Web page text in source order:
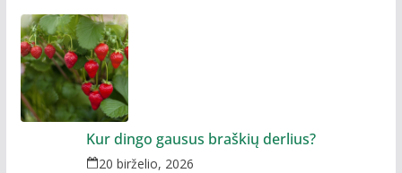
Kur dingo gausus braškių derlius?
20 birželio, 2026